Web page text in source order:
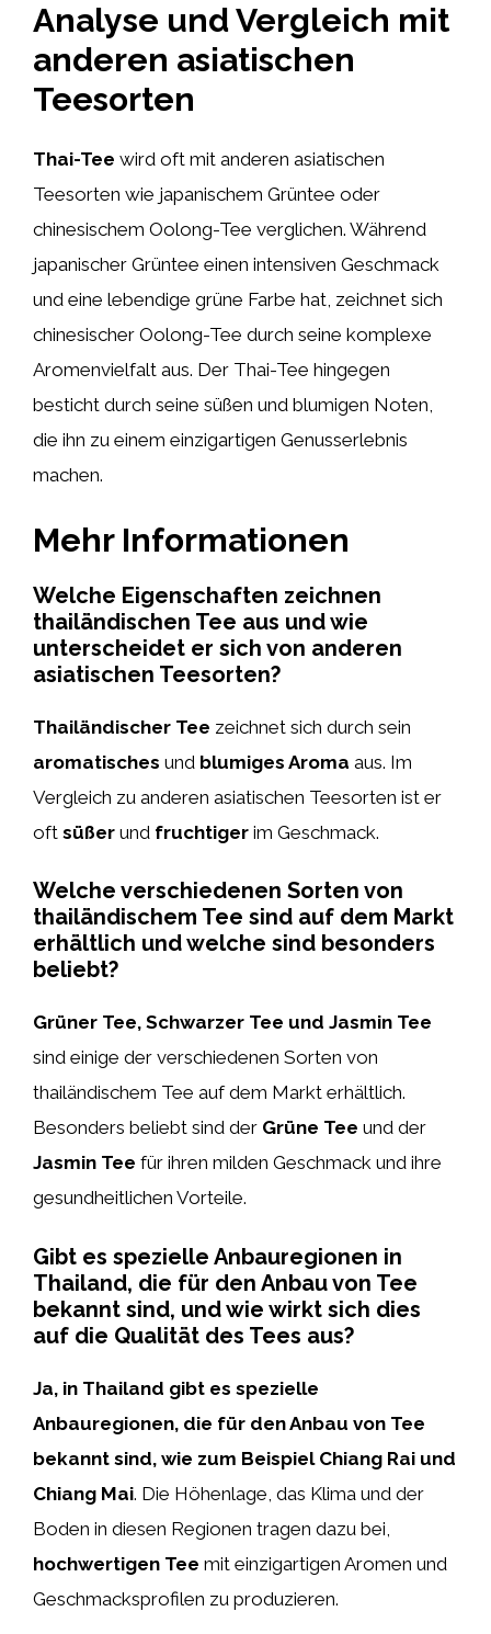
Analyse und Vergleich mit
anderen asiatischen
Teesorten
Thai-Tee wird oft mit anderen asiatischen
Teesorten wie japanischem Grüntee oder
chinesischem Oolong-Tee verglichen. Während
japanischer Grüntee einen intensiven Geschmack
und eine lebendige grüne Farbe hat, zeichnet sich
chinesischer Oolong-Tee durch seine komplexe
Aromenvielfalt aus. Der Thai-Tee hingegen
besticht durch seine süßen und blumigen Noten,
die ihn zu einem einzigartigen Genusserlebnis
machen.
Mehr Informationen
Welche Eigenschaften zeichnen
thailändischen Tee aus und wie
unterscheidet er sich von anderen
asiatischen Teesorten?
Thailändischer Tee zeichnet sich durch sein
aromatisches und blumiges Aroma aus. Im
Vergleich zu anderen asiatischen Teesorten ist er
oft süßer und fruchtiger im Geschmack.
Welche verschiedenen Sorten von
thailändischem Tee sind auf dem Markt
erhältlich und welche sind besonders
beliebt?
Grüner Tee, Schwarzer Tee und Jasmin Tee
sind einige der verschiedenen Sorten von
thailändischem Tee auf dem Markt erhältlich.
Besonders beliebt sind der Grüne Tee und der
Jasmin Tee für ihren milden Geschmack und ihre
gesundheitlichen Vorteile.
Gibt es spezielle Anbauregionen in
Thailand, die für den Anbau von Tee
bekannt sind, und wie wirkt sich dies
auf die Qualität des Tees aus?
Ja, in Thailand gibt es spezielle
Anbauregionen, die für den Anbau von Tee
bekannt sind, wie zum Beispiel Chiang Rai und
Chiang Mai. Die Höhenlage, das Klima und der
Boden in diesen Regionen tragen dazu bei,
hochwertigen Tee mit einzigartigen Aromen und
Geschmacksprofilen zu produzieren.